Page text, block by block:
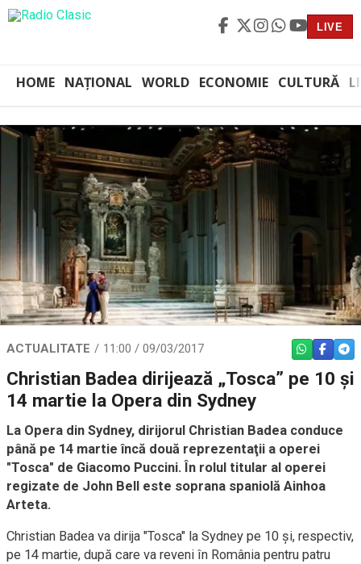
LIVE
HOME NAȚIONAL WORLD ECONOMIE CULTURĂ
ACTUALITATE 11:00 / 09/03/2017 WHATSAPP
Christian Badea dirijează „Tosca” pe 10 şi
14 martie la Opera din Sydney
La Opera din Sydney, dirijorul Christian Badea conduce
până pe 14 martie încă două reprezentaţii a operei
"Tosca" de Giacomo Puccini. În rolul titular al operei
regizate de John Bell este soprana spaniolă Ainhoa
Arteta.
Christian Badea va dirija "Tosca" la Sydney pe 10 şi, respectiv,
pe 14 martie, după care va reveni în România pentru patru